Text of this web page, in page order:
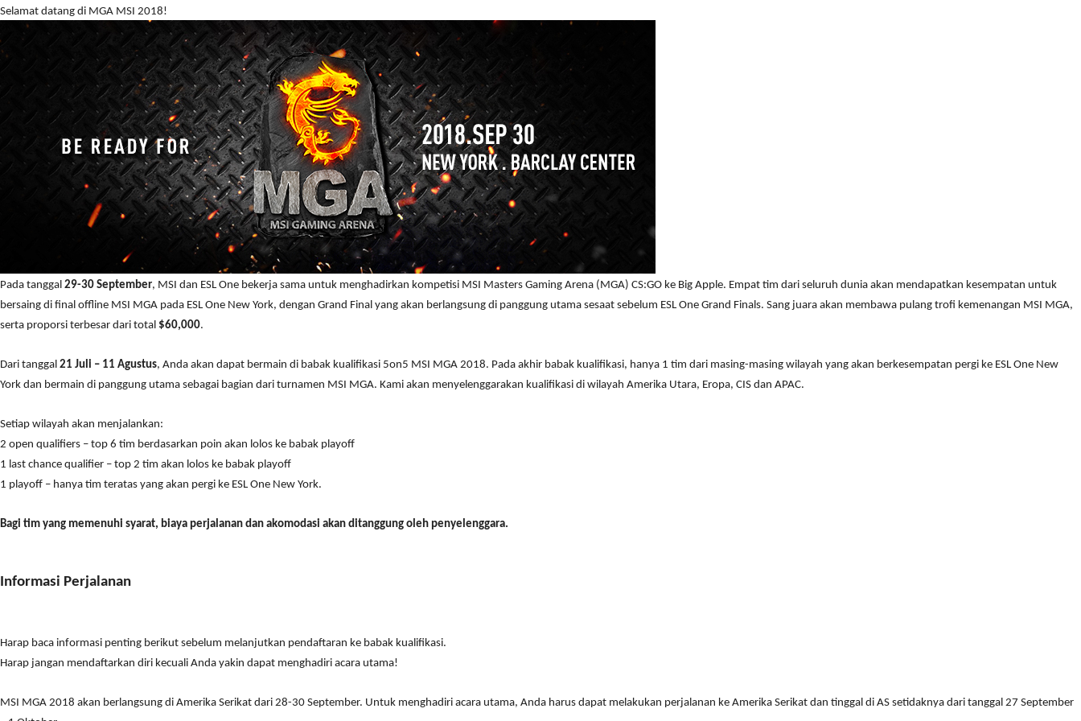
Selamat datang di MGA MSI 2018!
Pada tanggal 29-30 September, MSI dan ESL One bekerja sama untuk menghadirkan kompetisi MSI Masters Gaming Arena (MGA) CS:GO ke Big Apple. Empat tim dari seluruh dunia akan mendapatkan kesempatan untuk
bersaing di final offline MSI MGA pada ESL One New York, dengan Grand Final yang akan berlangsung di panggung utama sesaat sebelum ESL One Grand Finals. Sang juara akan membawa pulang trofi kemenangan MSI MGA,
serta proporsi terbesar dari total $60,000.
Dari tanggal 21 Juli – 11 Agustus, Anda akan dapat bermain di babak kualifikasi 5on5 MSI MGA 2018. Pada akhir babak kualifikasi, hanya 1 tim dari masing-masing wilayah yang akan berkesempatan pergi ke ESL One New
York dan bermain di panggung utama sebagai bagian dari turnamen MSI MGA. Kami akan menyelenggarakan kualifikasi di wilayah Amerika Utara, Eropa, CIS dan APAC.
Setiap wilayah akan menjalankan:
2 open qualifiers – top 6 tim berdasarkan poin akan lolos ke babak playoff
1 last chance qualifier – top 2 tim akan lolos ke babak playoff
1 playoff – hanya tim teratas yang akan pergi ke ESL One New York.
Bagi tim yang memenuhi syarat, biaya perjalanan dan akomodasi akan ditanggung oleh penyelenggara.
Informasi Perjalanan
Harap baca informasi penting berikut sebelum melanjutkan pendaftaran ke babak kualifikasi.
Harap jangan mendaftarkan diri kecuali Anda yakin dapat menghadiri acara utama!
MSI MGA 2018 akan berlangsung di Amerika Serikat dari 28-30 September. Untuk menghadiri acara utama, Anda harus dapat melakukan perjalanan ke Amerika Serikat dan tinggal di AS setidaknya dari tanggal 27 September